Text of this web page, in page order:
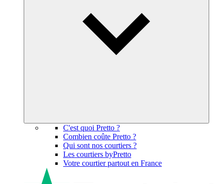
C'est quoi Pretto ?
Combien coûte Pretto ?
Qui sont nos courtiers ?
Les courtiers byPretto
Votre courtier partout en France